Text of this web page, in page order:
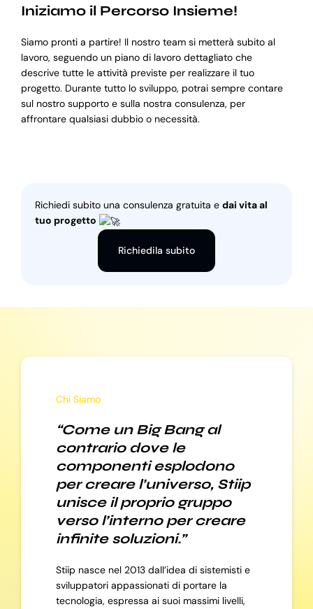
Iniziamo il Percorso Insieme!
Siamo pronti a partire! Il nostro team si metterà subito al
lavoro, seguendo un piano di lavoro dettagliato che
descrive tutte le attività previste per realizzare il tuo
progetto. Durante tutto lo sviluppo, potrai sempre contare
sul nostro supporto e sulla nostra consulenza, per
affrontare qualsiasi dubbio o necessità.
Richiedi subito una consulenza gratuita e dai vita al
tuo progetto
Richiedila subito
Chi Siamo
“Come un Big Bang al
contrario dove le
componenti esplodono
per creare l’universo, Stiip
unisce il proprio gruppo
verso l’interno per creare
infinite soluzioni.”
Stiip nasce nel 2013 dall’idea di sistemisti e
sviluppatori appassionati di portare la
tecnologia, espressa ai suoi massimi livelli,